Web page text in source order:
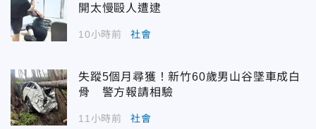
開太慢毆人遭逮
10小時前 社會
失蹤5個月尋獲！新竹60歲男山谷墜車成白
骨 警方報請相驗
11小時前 社會